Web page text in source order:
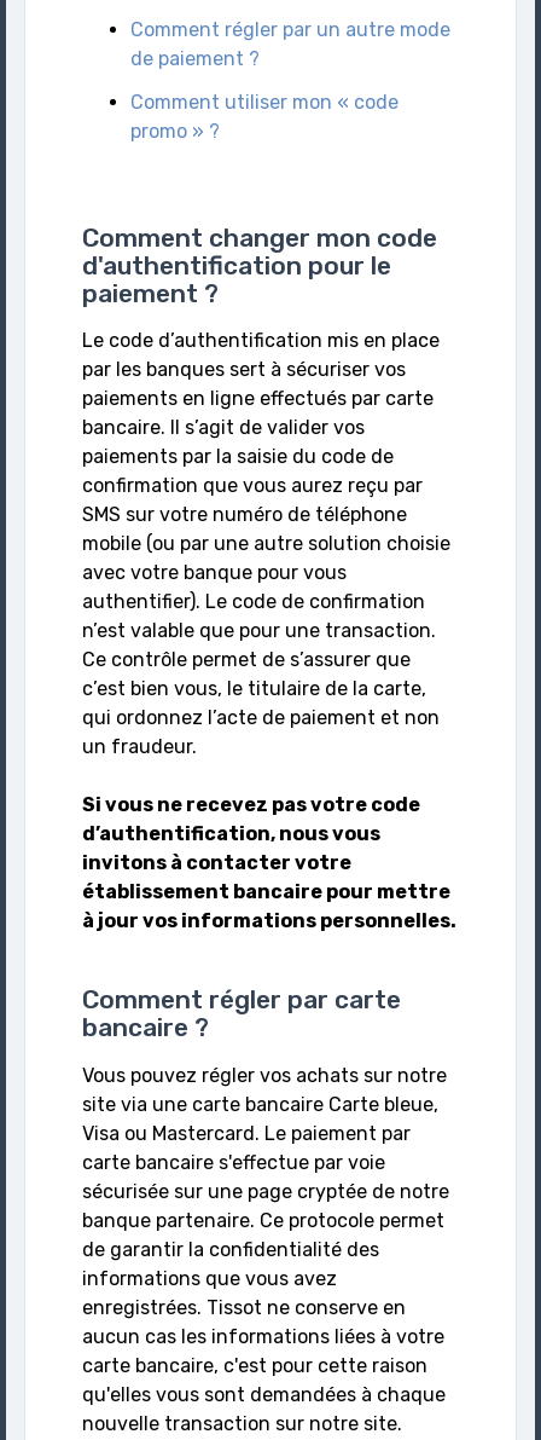
Comment régler par un autre mode
de paiement ?
Comment utiliser mon « code
promo » ?
Comment changer mon code
d'authentification pour le
paiement ?
Le code d’authentification mis en place
par les banques sert à sécuriser vos
paiements en ligne effectués par carte
bancaire. Il s’agit de valider vos
paiements par la saisie du code de
confirmation que vous aurez reçu par
SMS sur votre numéro de téléphone
mobile (ou par une autre solution choisie
avec votre banque pour vous
authentifier). Le code de confirmation
n’est valable que pour une transaction.
Ce contrôle permet de s’assurer que
c’est bien vous, le titulaire de la carte,
qui ordonnez l’acte de paiement et non
un fraudeur.
Si vous ne recevez pas votre code
d’authentification, nous vous
invitons à contacter votre
établissement bancaire pour mettre
à jour vos informations personnelles.
Comment régler par carte
bancaire ?
Vous pouvez régler vos achats sur notre
site via une carte bancaire Carte bleue,
Visa ou Mastercard. Le paiement par
carte bancaire s'effectue par voie
sécurisée sur une page cryptée de notre
banque partenaire. Ce protocole permet
de garantir la confidentialité des
informations que vous avez
enregistrées. Tissot ne conserve en
aucun cas les informations liées à votre
carte bancaire, c'est pour cette raison
qu'elles vous sont demandées à chaque
nouvelle transaction sur notre site.